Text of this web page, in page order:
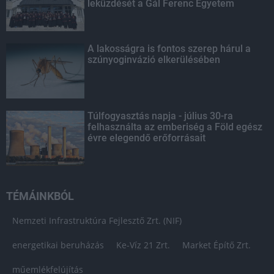
leküzdését a Gál Ferenc Egyetem
A lakosságra is fontos szerep hárul a
szúnyoginvázió elkerülésében
Túlfogyasztás napja - július 30-ra
felhasználta az emberiség a Föld egész
évre elegendő erőforrásait
TÉMÁINKBÓL
Nemzeti Infrastruktúra Fejlesztő Zrt. (NIF)
energetikai beruházás Ke-Víz 21 Zrt. Market Építő Zrt.
műemlékfelújítás